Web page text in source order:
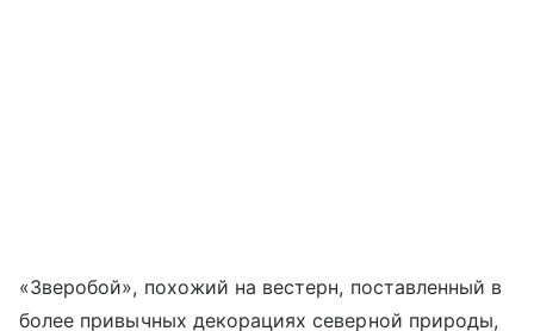
«Зверобой», похожий на вестерн, поставленный в
более привычных декорациях северной природы,